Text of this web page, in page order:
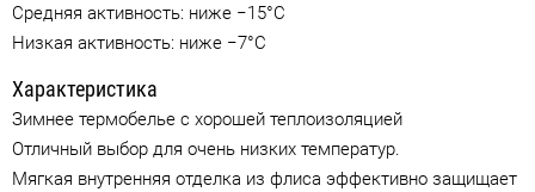
Средняя активность: ниже −15°C
Низкая активность: ниже −7°C
Характеристика
Зимнее термобелье с хорошей теплоизоляцией
Отличный выбор для очень низких температур.
Мягкая внутренняя отделка из флиса эффективно защищает